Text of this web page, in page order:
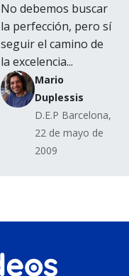
No debemos buscar
la perfección, pero sí
seguir el camino de
la excelencia...
Mario
Duplessis
D.E.P Barcelona,
22 de mayo de
2009